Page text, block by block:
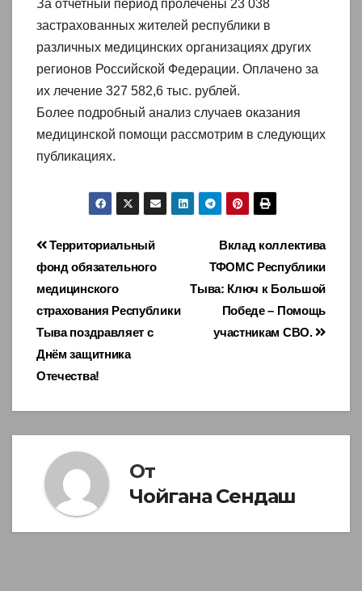
За отчетный период пролечены 23 038
застрахованных жителей республики в
различных медицинских организациях других
регионов Российской Федерации. Оплачено за
их лечение 327 582,6 тыс. рублей.
Более подробный анализ случаев оказания
медицинской помощи рассмотрим в следующих
публикациях.
Навигация
по
записям
Вклад коллектива
ТФОМС Республики
Тыва: Ключ к Большой
Победе – Помощь
участникам СВО.
Территориальный
фонд обязательного
медицинского
страхования Республики
Тыва поздравляет с
Днём защитника
Отечества!
От
Чойгана Сендаш